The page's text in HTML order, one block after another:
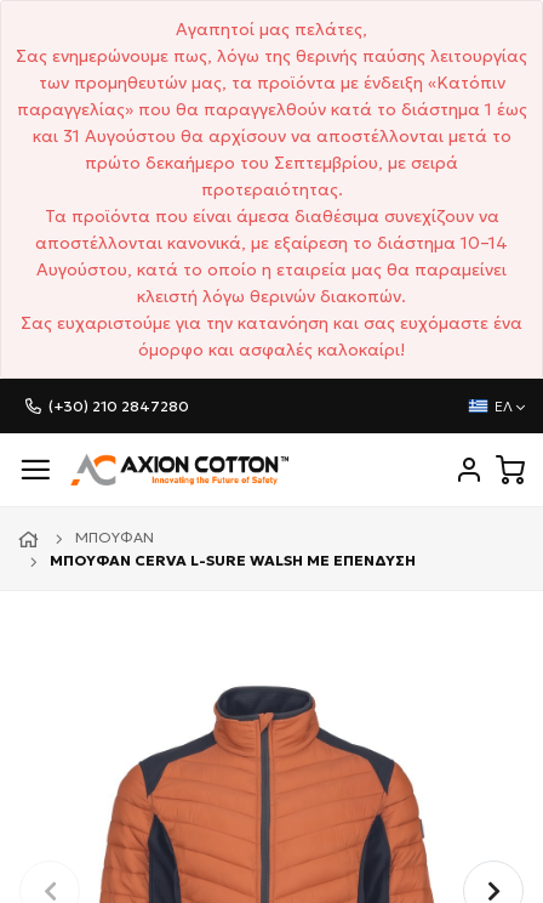
Αγαπητοί μας πελάτες,
Σας ενημερώνουμε πως, λόγω της θερινής παύσης λειτουργίας
των προμηθευτών μας, τα προϊόντα με ένδειξη «Κατόπιν
παραγγελίας» που θα παραγγελθούν κατά το διάστημα 1 έως
και 31 Αυγούστου θα αρχίσουν να αποστέλλονται μετά το
πρώτο δεκαήμερο του Σεπτεμβρίου, με σειρά
προτεραιότητας.
Τα προϊόντα που είναι άμεσα διαθέσιμα συνεχίζουν να
αποστέλλονται κανονικά, με εξαίρεση το διάστημα 10–14
Αυγούστου, κατά το οποίο η εταιρεία μας θα παραμείνει
κλειστή λόγω θερινών διακοπών.
Σας ευχαριστούμε για την κατανόηση και σας ευχόμαστε ένα
όμορφο και ασφαλές καλοκαίρι!
(+30) 210 2847280 ΕΛ
ΜΠΟΥΦΆΝ
ΜΠΟΥΦΑΝ CERVA L-SURE WALSH ΜΕ ΕΠΕΝΔΥΣΗ